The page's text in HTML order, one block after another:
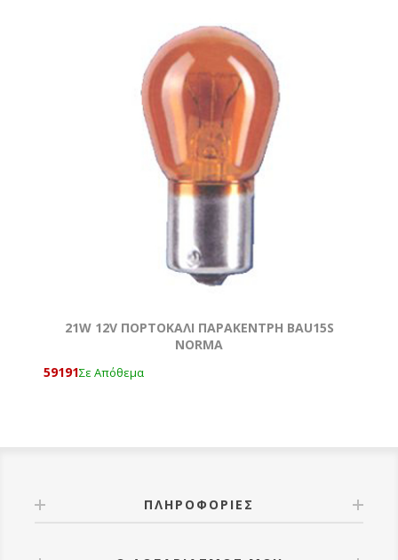
21W 12V ΠΟΡΤΟΚΑΛΙ ΠΑΡΑΚΕΝΤΡΗ ΒΑU15S
NORMA
59191Σε Απόθεμα
ΠΛΗΡΟΦΟΡΊΕΣ